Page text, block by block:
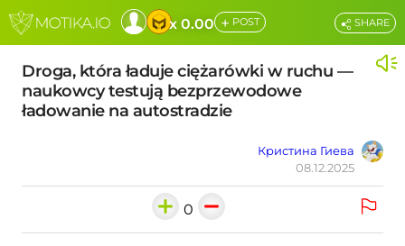
x 0.00 + POST
Droga, która ładuje ciężarówki w ruchu —
naukowcy testują bezprzewodowe
ładowanie na autostradzie
Кристина Гиева
08.12.2025
SHARE
0